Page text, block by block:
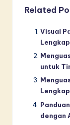
Related
Visual
untuk
dengan